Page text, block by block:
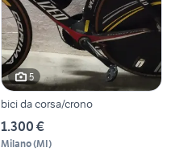
5
bici da corsa/crono
1.300 €
Milano(MI)